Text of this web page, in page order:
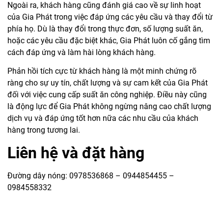
Ngoài ra, khách hàng cũng đánh giá cao về sự linh hoạt
của Gia Phát trong việc đáp ứng các yêu cầu và thay đổi từ
phía họ. Dù là thay đổi trong thực đơn, số lượng suất ăn,
hoặc các yêu cầu đặc biệt khác, Gia Phát luôn cố gắng tìm
cách đáp ứng và làm hài lòng khách hàng.
Phản hồi tích cực từ khách hàng là một minh chứng rõ
ràng cho sự uy tín, chất lượng và sự cam kết của Gia Phát
đối với việc cung cấp suất ăn công nghiệp. Điều này cũng
là động lực để Gia Phát không ngừng nâng cao chất lượng
dịch vụ và đáp ứng tốt hơn nữa các nhu cầu của khách
hàng trong tương lai.
Liên hệ và đặt hàng
Đường dây nóng: 0978536868 – 0944854455 –
0984558332